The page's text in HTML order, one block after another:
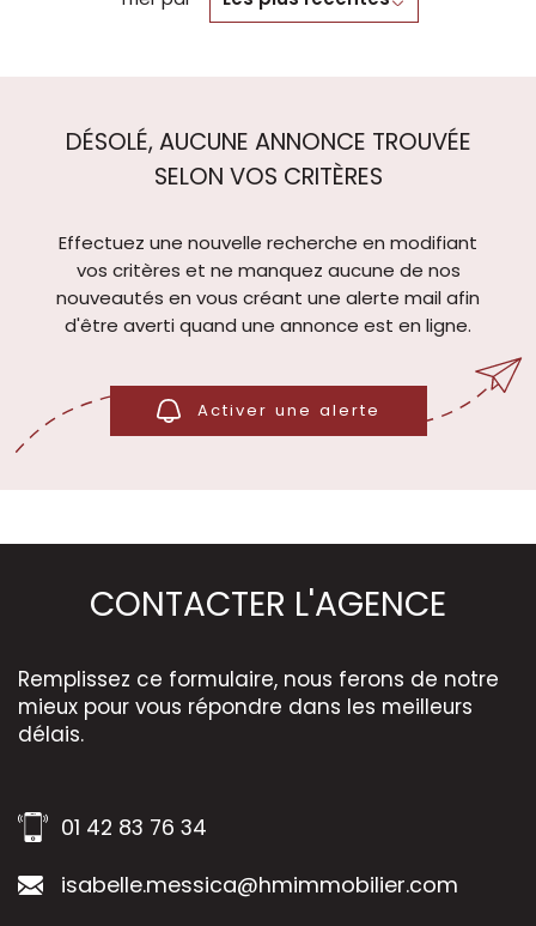
DÉSOLÉ, AUCUNE ANNONCE TROUVÉE
SELON VOS CRITÈRES
Effectuez une nouvelle recherche en modifiant
vos critères et ne manquez aucune de nos
nouveautés en vous créant une alerte mail afin
d'être averti quand une annonce est en ligne.
Activer une alerte
CONTACTER L'AGENCE
Remplissez ce formulaire, nous ferons de notre
mieux pour vous répondre dans les meilleurs
délais.
01 42 83 76 34
isabelle.messica@hmimmobilier.com